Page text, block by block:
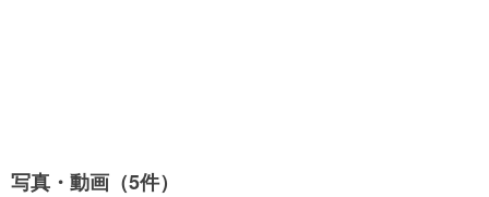
写真・動画（5件）